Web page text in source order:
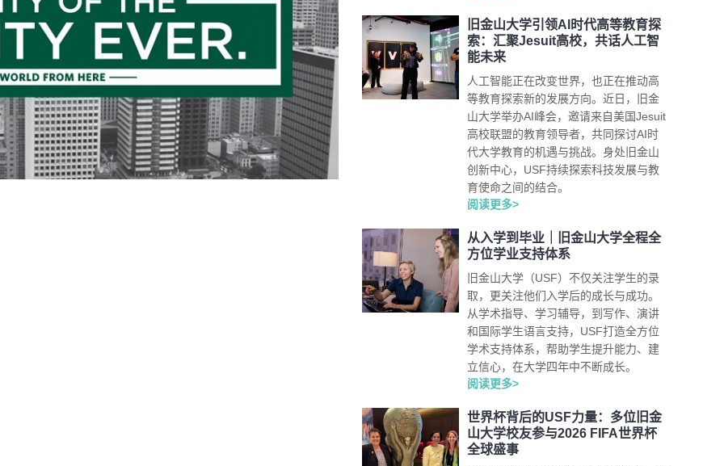
旧金山大学引领AI时代高等教育探
索：汇聚Jesuit高校，共话人工智
能未来
人工智能正在改变世界，也正在推动高
等教育探索新的发展方向。近日，旧金
山大学举办AI峰会，邀请来自美国Jesuit
高校联盟的教育领导者，共同探讨AI时
代大学教育的机遇与挑战。身处旧金山
创新中心，USF持续探索科技发展与教
育使命之间的结合。
阅读更多>
从入学到毕业｜旧金山大学全程全
方位学业支持体系
旧金山大学（USF）不仅关注学生的录
取，更关注他们入学后的成长与成功。
从学术指导、学习辅导，到写作、演讲
和国际学生语言支持，USF打造全方位
学术支持体系，帮助学生提升能力、建
立信心，在大学四年中不断成长。
阅读更多>
世界杯背后的USF力量：多位旧金
山大学校友参与2026 FIFA世界杯
全球盛事